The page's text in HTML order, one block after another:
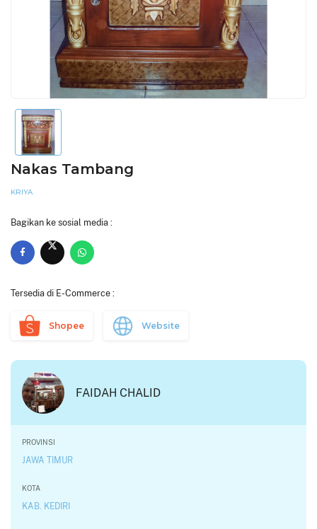
Nakas Tambang
KRIYA
Bagikan ke sosial media :
Tersedia di E-Commerce :
Shopee Website
FAIDAH CHALID
PROVINSI
JAWA TIMUR
KOTA
KAB. KEDIRI